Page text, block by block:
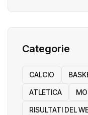
Categorie
CALCIO
ATLETICA
RISULTATI DEL